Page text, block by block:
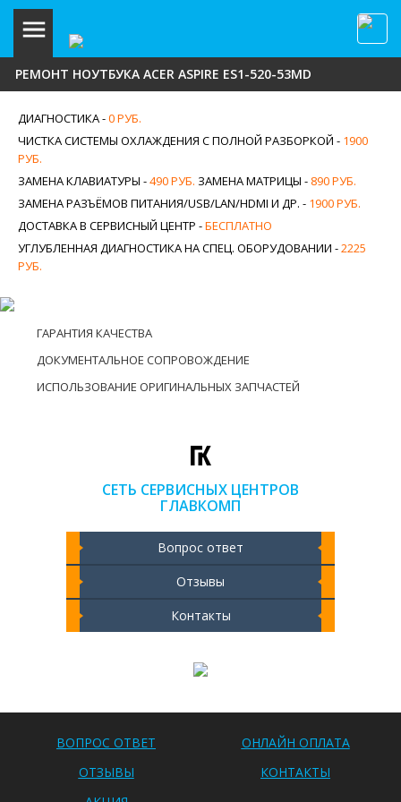
СЕТЬ СЕРВИСНЫХ ЦЕНТРОВ
ГЛАВКОМП
Вопрос ответ
Отзывы
Контакты
РЕМОНТ НОУТБУКА ACER ASPIRE ES1-520-53MD
ДИАГНОСТИКА -0 РУБ.
ЧИСТКА СИСТЕМЫ ОХЛАЖДЕНИЯ С ПОЛНОЙ РАЗБОРКОЙ - 1900
РУБ.
ЗАМЕНА КЛАВИАТУРЫ -490 РУБ. ЗАМЕНА МАТРИЦЫ - 890 РУБ.
ЗАМЕНА РАЗЪЁМОВ ПИТАНИЯ/USB/LAN/HDMI И ДР. - 1900 РУБ.
ДОСТАВКА В СЕРВИСНЫЙ ЦЕНТР -БЕСПЛАТНО
УГЛУБЛЕННАЯ ДИАГНОСТИКА НА СПЕЦ. ОБОРУДОВАНИИ -2225
РУБ.
ГАРАНТИЯ КАЧЕСТВА
ДОКУМЕНТАЛЬНОЕ СОПРОВОЖДЕНИЕ
ИСПОЛЬЗОВАНИЕ ОРИГИНАЛЬНЫХ ЗАПЧАСТЕЙ
ВОПРОС ОТВЕТ
ОНЛАЙН ОПЛАТА
ОТЗЫВЫ
КОНТАКТЫ